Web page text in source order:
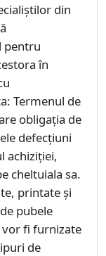
din
pentru
în
Termenul de
obligaţia de
defecţiuni
achiziţiei,
cheltuiala sa.
printate şi
pubele
vor fi furnizate
de